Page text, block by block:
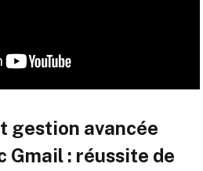
gestion avancée
Gmail : réussite de